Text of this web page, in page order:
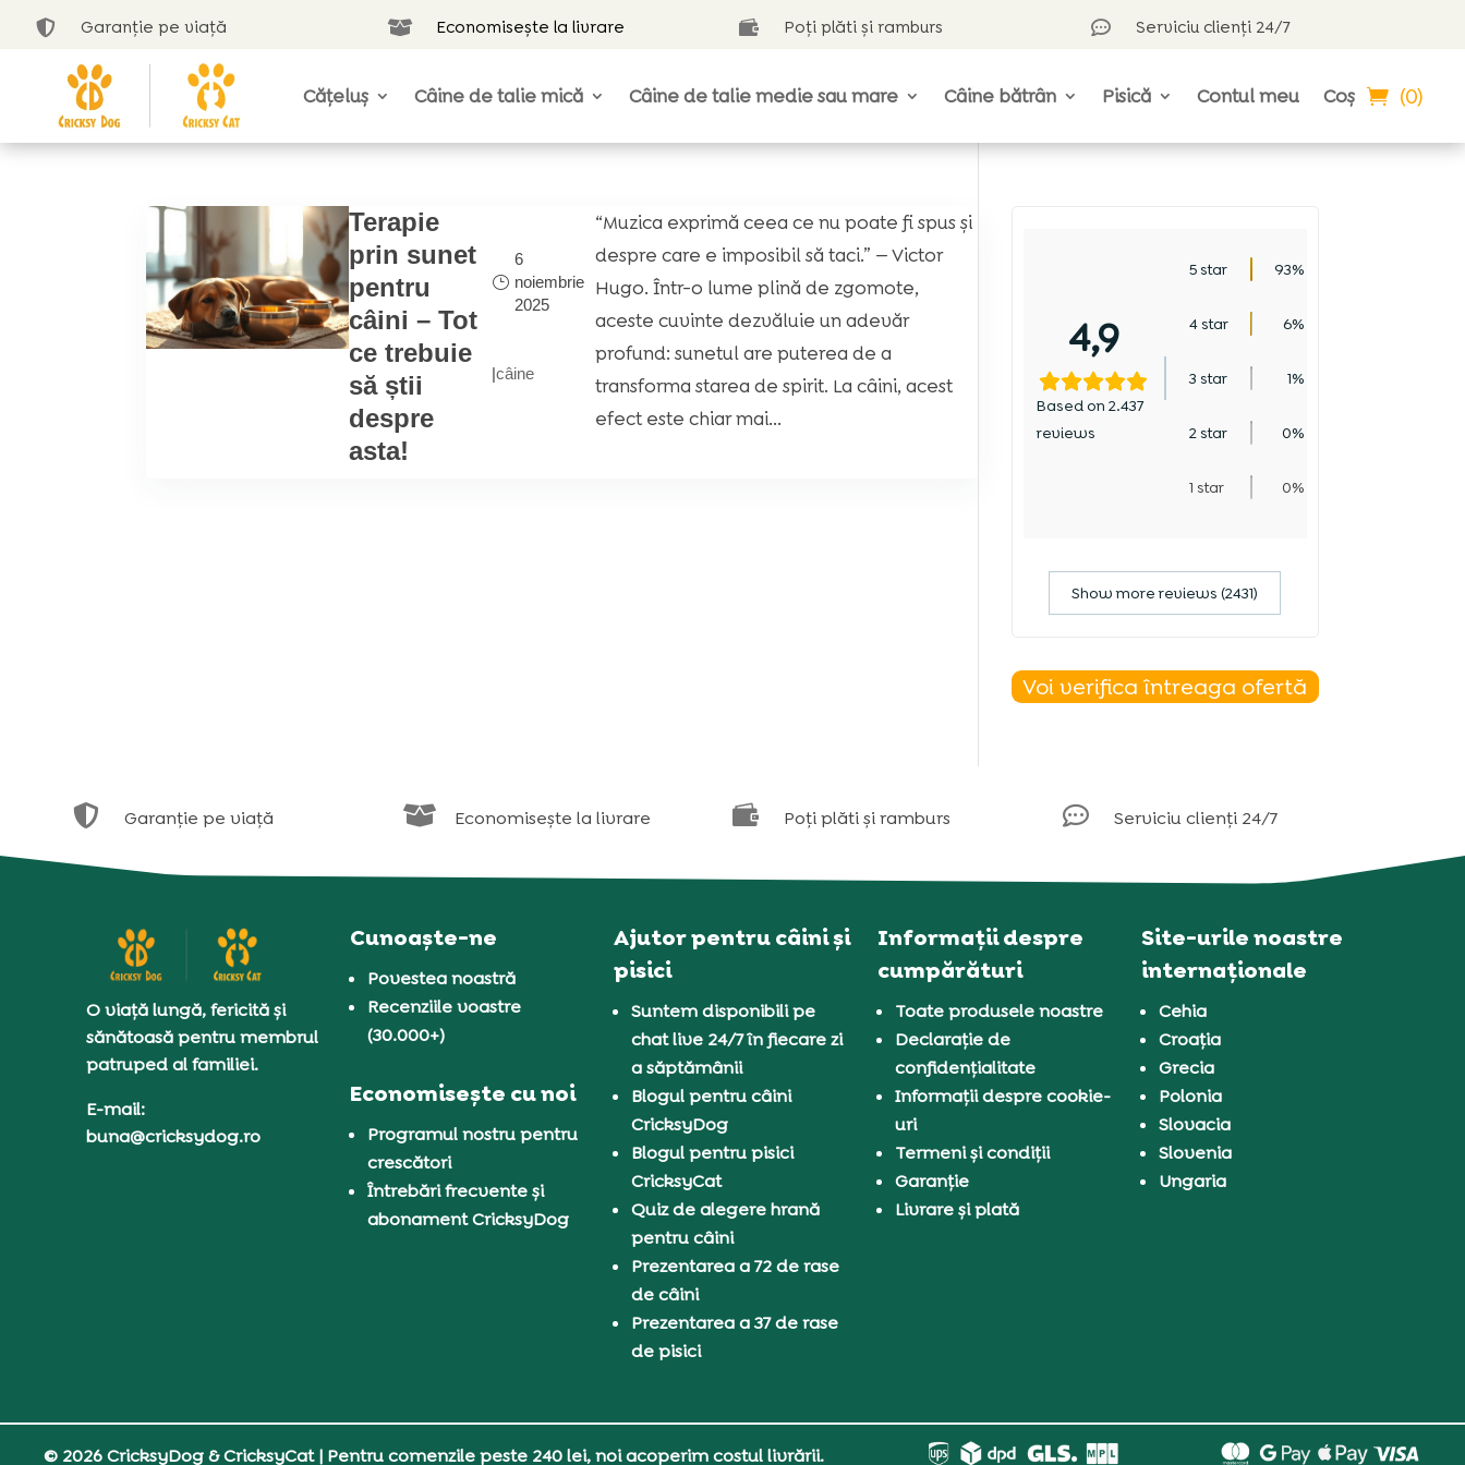
 Garanție pe viață  Economisește la livrare  Poți plăti și ramburs  Serviciu clienți 24/7
Cățeluș Câine de talie mică Câine de talie medie sau mare Câine bătrân Pisică Contul meu Coș (0)
Terapie
prin sunet
pentru
câini – Tot
ce trebuie
să știi
despre
asta!
6
noiembrie
2025
|câine
“Muzica exprimă ceea ce nu poate fi spus și
despre care e imposibil să taci.” — Victor
Hugo. Într-o lume plină de zgomote,
aceste cuvinte dezvăluie un adevăr
profund: sunetul are puterea de a
transforma starea de spirit. La câini, acest
efect este chiar mai...
4,9
Based on 2.437
reviews
5 star 93%
4 star 6%
3 star 1%
2 star 0%
1 star 0%
Show more reviews (2431)
Voi verifica întreaga ofertă
 Garanție pe viață  Economisește la livrare  Poți plăti și ramburs  Serviciu clienți 24/7
O viață lungă, fericită și
sănătoasă pentru membrul
patruped al familiei.
E-mail:
buna@cricksydog.ro
Cunoaște-ne
Povestea noastră
Recenziile voastre
(30.000+)
Economisește cu noi
Programul nostru pentru
crescători
Întrebări frecvente și
abonament CricksyDog
Ajutor pentru câini și
pisici
Suntem disponibili pe
chat live 24/7 în fiecare zi
a săptămânii
Blogul pentru câini
CricksyDog
Blogul pentru pisici
CricksyCat
Quiz de alegere hrană
pentru câini
Prezentarea a 72 de rase
de câini
Prezentarea a 37 de rase
de pisici
Informații despre
cumpărături
Toate produsele noastre
Declarație de
confidențialitate
Informații despre cookie-
uri
Termeni și condiții
Garanție
Livrare și plată
Site-urile noastre
internaționale
Cehia
Croația
Grecia
Polonia
Slovacia
Slovenia
Ungaria
© 2026 CricksyDog & CricksyCat| Pentru comenzile peste 240 lei, noi acoperim costul livrării.